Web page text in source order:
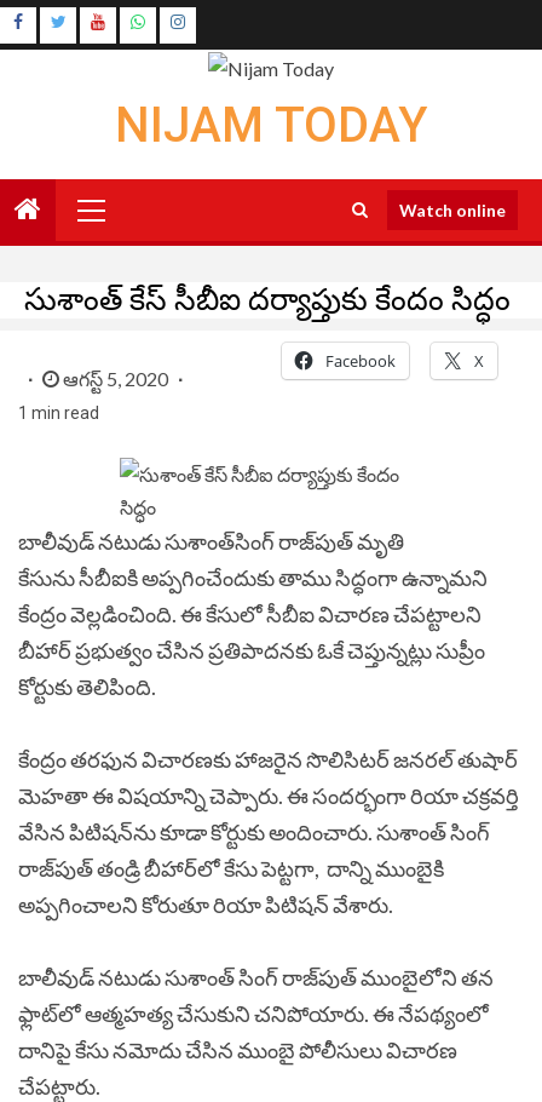
Skip
to
Instagram
NIJAM TODAY
Menu
Watch online
సుశాంత్ కేస్ సీబీఐ దర్యాప్తుకు కేందం సిద్ధం
ఆగస్ట్ 5, 2020
1 min read
Facebook X
బాలీవుడ్‌ నటుడు సుశాంత్‌సింగ్‌ రాజ్‌పుత్‌ మృతి
కేసును సీబీఐకి అప్పగించేందుకు తాము సిద్ధంగా ఉన్నామని
కేంద్రం వెల్లడించింది. ఈ కేసులో సీబీఐ విచారణ చేపట్టాలని
బీహార్‌‌ ప్రభుత్వం చేసిన ప్రతిపాదనకు ఓకే చెప్తున్నట్లు సుప్రీం
కోర్టుకు తెలిపింది.
కేంద్రం తరఫున విచారణకు హాజరైన సొలిసిటర్‌‌ జనరల్‌ తుషార్‌‌
మెహతా ఈ విషయాన్ని చెప్పారు. ఈ సందర్భంగా రియా చక్రవర్తి
వేసిన పిటిషన్‌ను కూడా కోర్టుకు అందించారు. సుశాంత్‌ సింగ్‌
రాజ్‌పుత్‌ తండ్రి బీహార్‌‌లో కేసు పెట్టగా, దాన్ని ముంబైకి
అప్పగించాలని కోరుతూ రియా పిటిషన్‌ వేశారు.
బాలీవుడ్‌ నటుడు‌‌ సుశాంత్‌ సింగ్‌ రాజ్‌పుత్‌ ముంబైలోని తన
ఫ్లాట్‌లో ఆత్మహత్య చేసుకుని చనిపోయారు. ఈ నేపథ్యంలో
దానిపై కేసు నమోదు చేసిన ముంబై పోలీసులు విచారణ
చేపట్టారు.